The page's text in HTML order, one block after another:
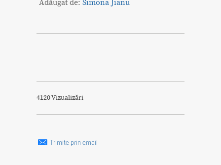
Adăugat de: Simona Jianu
4120 Vizualizări
Trimite prin email